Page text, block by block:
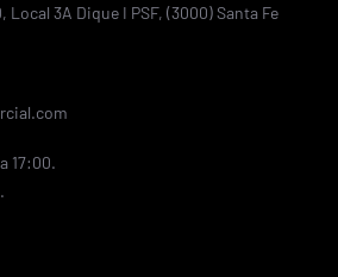
Local 3A Dique I PSF, (3000) Santa Fe
17:00.